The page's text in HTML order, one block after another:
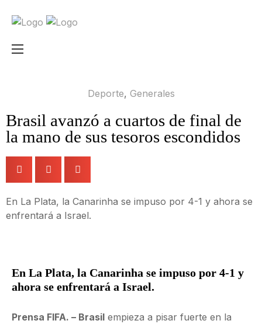
Deporte, Generales
Brasil avanzó a cuartos de final de
la mano de sus tesoros escondidos
En La Plata, la Canarinha se impuso por 4-1 y ahora se
enfrentará a Israel.
En La Plata, la Canarinha se impuso por 4-1 y
ahora se enfrentará a Israel.
Prensa FIFA. – Brasil empieza a pisar fuerte en la